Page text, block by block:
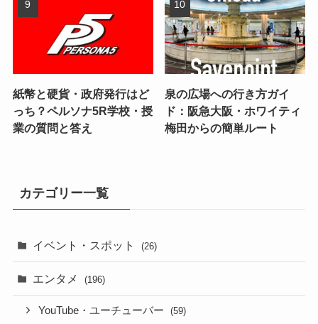
紙幣と硬貨・政府発行はど
っち？ペルソナ5R学校・授
業の質問と答え
泉の広場への行き方ガイ
ド：阪急大阪・ホワイティ
梅田からの簡単ルート
カテゴリー一覧
イベント・スポット (26)
エンタメ (196)
YouTube・ユーチューバー (59)